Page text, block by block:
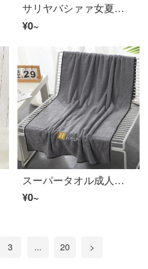
サリヤバシァァ女夏男家庭用子供用ベビー吸水速乾四季着用可能サンゴ绒大タオル萌兔款バスタオ【A类标准/70*140 cm】
¥0~
スーパータオル成人家庭用男女速乾吸水刺繍子供の毛が抜けない超大型風呂カバーH标中灰70*140 cm
¥0~
3 ... 20 >